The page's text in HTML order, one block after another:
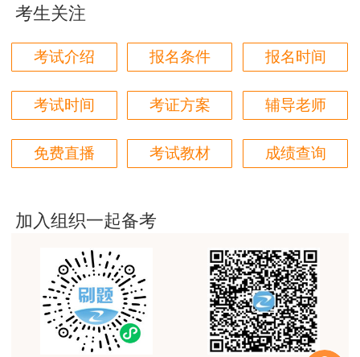
试，非常感谢两位老师的课程。
用户xi****mo
时间是我们通过的保证，没有什么比坚持更有价值，
听王英老师的土建案例课程就是通过一造考试的最强
后盾没有之一，感谢王英老师。
用户xi****mo
报全科性价比很高，适合学习时间充足的学员，达江
考生关注
考试介绍 报名条件 报名时间
考试时间 考证方案 辅导老师
免费直播 考试教材 成绩查询
加入组织一起备考